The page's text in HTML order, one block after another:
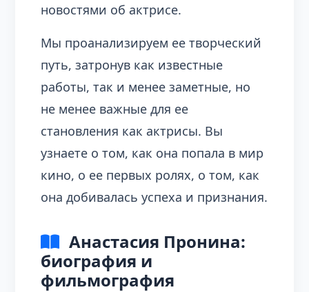
новостями об актрисе.
Мы проанализируем ее творческий
путь, затронув как известные
работы, так и менее заметные, но
не менее важные для ее
становления как актрисы. Вы
узнаете о том, как она попала в мир
кино, о ее первых ролях, о том, как
она добивалась успеха и признания.
Анастасия Пронина:
биография и
фильмография